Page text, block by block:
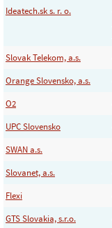
Ideatech.sk s. r. o.
Slovak Telekom, a.s.
Orange Slovensko, a.s.
O2
UPC Slovensko
SWAN a.s.
Slovanet, a.s.
Flexi
GTS Slovakia, s.r.o.